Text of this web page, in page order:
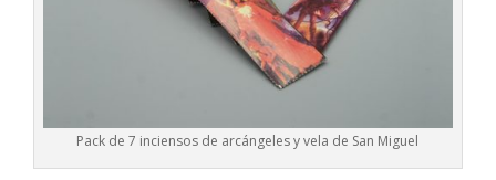
Pack de 7 inciensos de arcángeles y vela de San Miguel